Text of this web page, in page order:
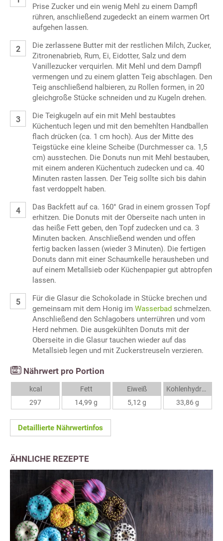
Prise Zucker und ein wenig Mehl zu einem Dampfl
rühren, anschließend zugedeckt an einem warmen Ort
aufgehen lassen.
Die zerlassene Butter mit der restlichen Milch, Zucker,
Zitronenabrieb, Rum, Ei, Eidotter, Salz und dem
Vanillezucker verquirlen. Mit Mehl und dem Dampfl
vermengen und zu einem glatten Teig abschlagen. Den
Teig anschließend halbieren, zu Rollen formen, in 20
gleichgroße Stücke schneiden und zu Kugeln drehen.
Die Teigkugeln auf ein mit Mehl bestaubtes
Küchentuch legen und mit den bemehlten Handballen
flach drücken (ca. 1 cm hoch). Aus der Mitte des
Teigstücke eine kleine Scheibe (Durchmesser ca. 1,5
cm) ausstechen. Die Donuts nun mit Mehl bestauben,
mit einem anderen Küchentuch zudecken und ca. 40
Minuten rasten lassen. Der Teig sollte sich bis dahin
fast verdoppelt haben.
Das Backfett auf ca. 160° Grad in einem grossen Topf
erhitzen. Die Donuts mit der Oberseite nach unten in
das heiße Fett geben, den Topf zudecken und ca. 3
Minuten backen. Anschließend wenden und offen
fertig backen lassen (wieder 3 Minuten). Die fertigen
Donuts dann mit einer Schaumkelle herausheben und
auf einem Metallsieb oder Küchenpapier gut abtropfen
lassen.
Für die Glasur die Schokolade in Stücke brechen und
gemeinsam mit dem Honig im Wasserbad schmelzen.
Anschließend den Schlagobers unterrühren und vom
Herd nehmen. Die ausgekühlten Donuts mit der
Oberseite in die Glasur tauchen wieder auf das
Metallsieb legen und mit Zuckerstreuseln verzieren.
Nährwert pro Portion
kcal
297
Fett
14,99 g
Eiweiß
5,12 g
Kohlenhydrate
33,86 g
Detaillierte Nährwertinfos
ÄHNLICHE REZEPTE